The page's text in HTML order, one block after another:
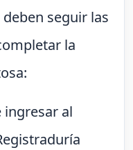
seguir las
la
ingresar al